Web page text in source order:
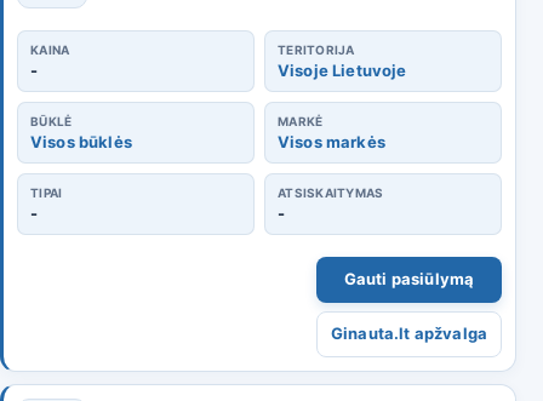
KAINA
-
TERITORIJA
Visoje Lietuvoje
BŪKLĖ
Visos būklės
MARKĖ
Visos markės
TIPAI
-
ATSISKAITYMAS
-
Gauti pasiūlymą
Ginauta.lt apžvalga